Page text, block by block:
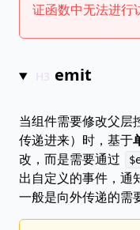
证函数中无法进行
emit
当组件需要修改父层
传递进来）时，基于
改，而是需要通过
出自定义的事件，通
一般是向外传递的需